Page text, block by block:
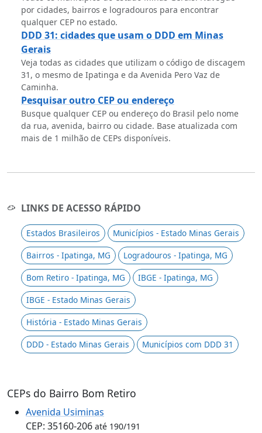
por cidades, bairros e logradouros para encontrar
qualquer CEP no estado.
DDD 31: cidades que usam o DDD em Minas
Gerais
Veja todas as cidades que utilizam o código de discagem
31, o mesmo de Ipatinga e da Avenida Pero Vaz de
Caminha.
Pesquisar outro CEP ou endereço
Busque qualquer CEP ou endereço do Brasil pelo nome
da rua, avenida, bairro ou cidade. Base atualizada com
mais de 1 milhão de CEPs disponíveis.
LINKS DE ACESSO RÁPIDO
Estados Brasileiros
Municípios - Estado Minas Gerais
Bairros - Ipatinga, MG
Logradouros - Ipatinga, MG
Bom Retiro - Ipatinga, MG
IBGE - Ipatinga, MG
IBGE - Estado Minas Gerais
História - Estado Minas Gerais
DDD - Estado Minas Gerais
Municípios com DDD 31
CEPs do Bairro Bom Retiro
Avenida Usiminas
CEP: 35160-206 até 190/191